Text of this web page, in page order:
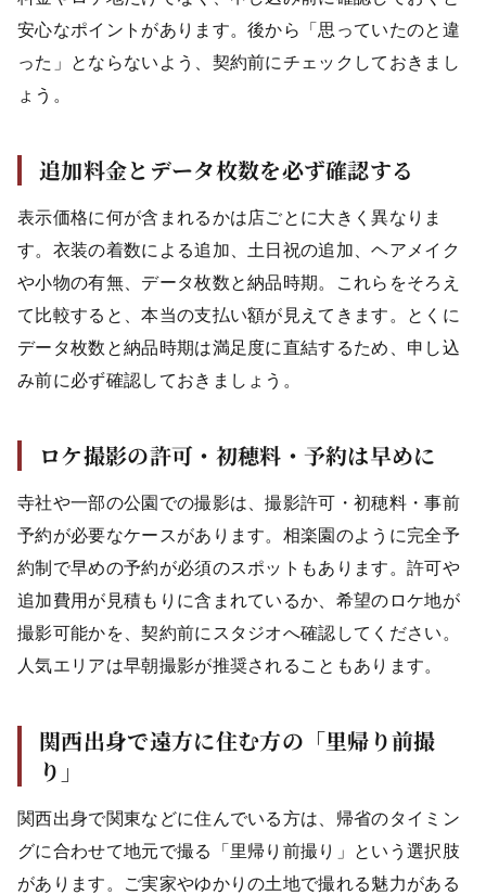
安心なポイントがあります。後から「思っていたのと違
った」とならないよう、契約前にチェックしておきまし
ょう。
追加料金とデータ枚数を必ず確認する
表示価格に何が含まれるかは店ごとに大きく異なりま
す。衣装の着数による追加、土日祝の追加、ヘアメイク
や小物の有無、データ枚数と納品時期。これらをそろえ
て比較すると、本当の支払い額が見えてきます。とくに
データ枚数と納品時期は満足度に直結するため、申し込
み前に必ず確認しておきましょう。
ロケ撮影の許可・初穂料・予約は早めに
寺社や一部の公園での撮影は、撮影許可・初穂料・事前
予約が必要なケースがあります。相楽園のように完全予
約制で早めの予約が必須のスポットもあります。許可や
追加費用が見積もりに含まれているか、希望のロケ地が
撮影可能かを、契約前にスタジオへ確認してください。
人気エリアは早朝撮影が推奨されることもあります。
関西出身で遠方に住む方の「里帰り前撮
り」
関西出身で関東などに住んでいる方は、帰省のタイミン
グに合わせて地元で撮る「里帰り前撮り」という選択肢
があります。ご実家やゆかりの土地で撮れる魅力がある